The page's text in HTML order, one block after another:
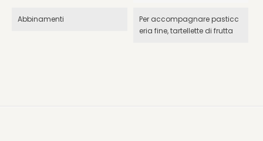
Abbinamenti
Per accompagnare pasticc
eria fine, tartellette di frutta